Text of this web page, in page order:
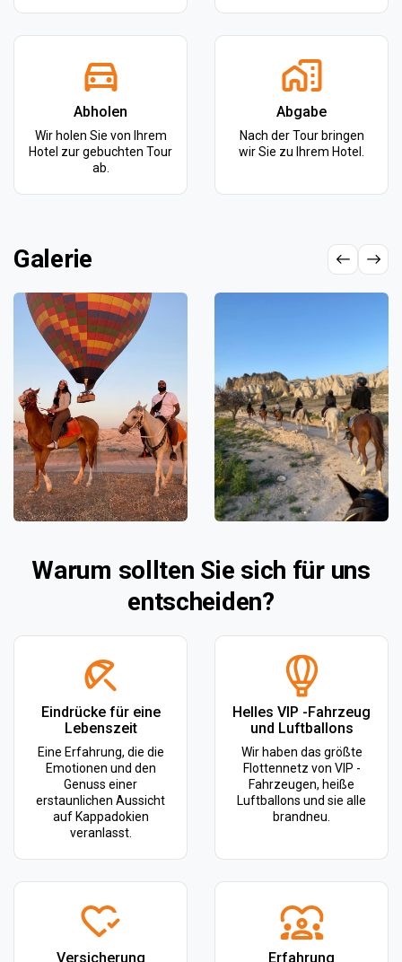
Abholen
Wir holen Sie von Ihrem
Hotel zur gebuchten Tour
ab.
Abgabe
Nach der Tour bringen
wir Sie zu Ihrem Hotel.
Galerie
Warum sollten Sie sich für uns
entscheiden?
Eindrücke für eine
Lebenszeit
Eine Erfahrung, die die
Emotionen und den
Genuss einer
erstaunlichen Aussicht
auf Kappadokien
veranlasst.
Helles VIP -Fahrzeug
und Luftballons
Wir haben das größte
Flottennetz von VIP -
Fahrzeugen, heiße
Luftballons und sie alle
brandneu.
Versicherung Erfahrung